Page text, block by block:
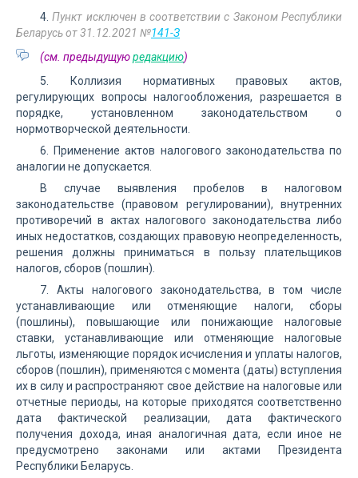
4.Пункт исключен в соответствии с Законом Республики
Беларусь от 31.12.2021 №141-З
(см. предыдущуюредакцию)
5. Коллизия нормативных правовых актов,
регулирующих вопросы налогообложения, разрешается в
порядке, установленном законодательством о
нормотворческой деятельности.
6. Применение актов налогового законодательства по
аналогии не допускается.
В случае выявления пробелов в налоговом
законодательстве (правовом регулировании), внутренних
противоречий в актах налогового законодательства либо
иных недостатков, создающих правовую неопределенность,
решения должны приниматься в пользу плательщиков
налогов, сборов (пошлин).
7. Акты налогового законодательства, в том числе
устанавливающие или отменяющие налоги, сборы
(пошлины), повышающие или понижающие налоговые
ставки, устанавливающие или отменяющие налоговые
льготы, изменяющие порядок исчисления и уплаты налогов,
сборов (пошлин), применяются с момента (даты) вступления
их в силу и распространяют свое действие на налоговые или
отчетные периоды, на которые приходятся соответственно
дата фактической реализации, дата фактического
получения дохода, иная аналогичная дата, если иное не
предусмотрено законами или актами Президента
Республики Беларусь.